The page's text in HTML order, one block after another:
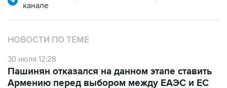
НОВОСТИ ПО ТЕМЕ
30 июля 12:28
Армению перед выбором между ЕАЭС и ЕС